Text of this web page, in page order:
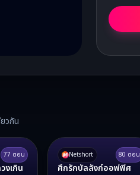
วกัน
77 ตอน
งเกิน
Netshort 80 ตอน
ศึกรักบัลลังก์ออฟฟิศ